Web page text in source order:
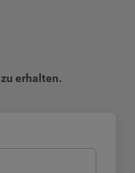
erhalten.